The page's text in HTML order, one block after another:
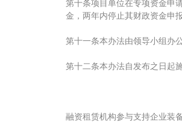
第十条项目单位在专项资金申
金，两年内停止其财政资金申
第十一条本办法由领导小组办
第十二条本办法自发布之日起
融资租赁机构参与支持企业装